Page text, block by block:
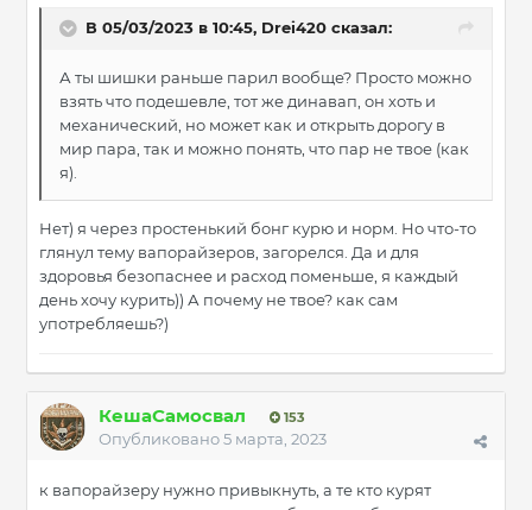
В 05/03/2023 в 10:45, Drei420 сказал:
А ты шишки раньше парил вообще? Просто можно
взять что подешевле, тот же динавап, он хоть и
механический, но может как и открыть дорогу в
мир пара, так и можно понять, что пар не твое (как
я).
Нет) я через простенький бонг курю и норм. Но что-то
глянул тему вапорайзеров, загорелся. Да и для
здоровья безопаснее и расход поменьше, я каждый
день хочу курить)) А почему не твое? как сам
употребляешь?)
КешаСамосвал 153
Опубликовано5 марта, 2023
к вапорайзеру нужно привыкнуть, а те кто курят